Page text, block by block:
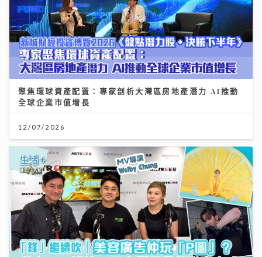
聚焦環球資產配置：專家剖析大灣區房地產潛力 AI推動
全球企業市值增長
12/07/2026